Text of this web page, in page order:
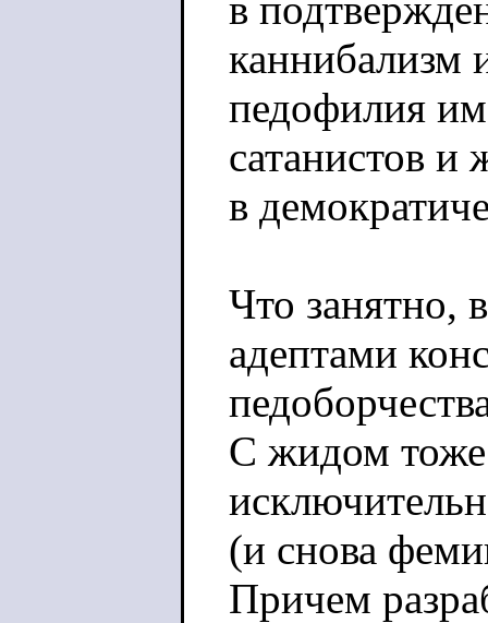
каннибализм
педофилия
сатанистов и
в
Что занятно,
адептами
С жидом
(и снова
Причем